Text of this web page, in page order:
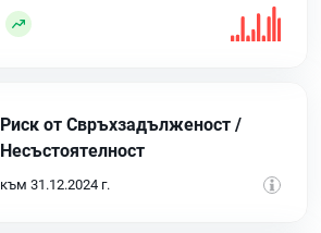
Риск от Свръхзадълженост /
Несъстоятелност
към 31.12.2024 г.